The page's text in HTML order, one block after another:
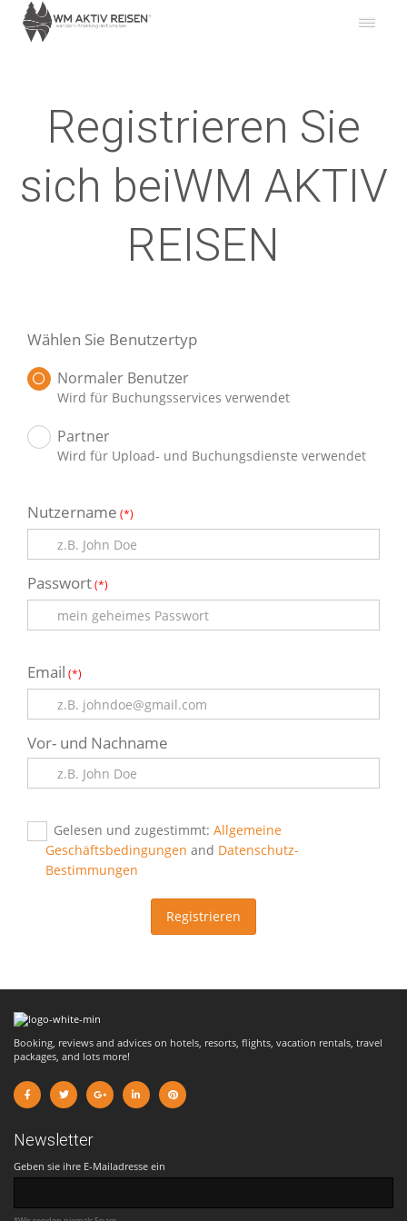
Registrieren Sie
sich beiWM AKTIV
REISEN
Wählen Sie Benutzertyp
Normaler Benutzer
Wird für Buchungsservices verwendet
Partner
Wird für Upload- und Buchungsdienste verwendet
Nutzername (*)
Passwort(*)
Email (*)
Vor- und Nachname
Gelesen und zugestimmt: Allgemeine
Geschäftsbedingungen and Datenschutz-
Bestimmungen
Registrieren
Booking, reviews and advices on hotels, resorts, flights, vacation rentals, travel
packages, and lots more!
Newsletter
Geben sie ihre E-Mailadresse ein